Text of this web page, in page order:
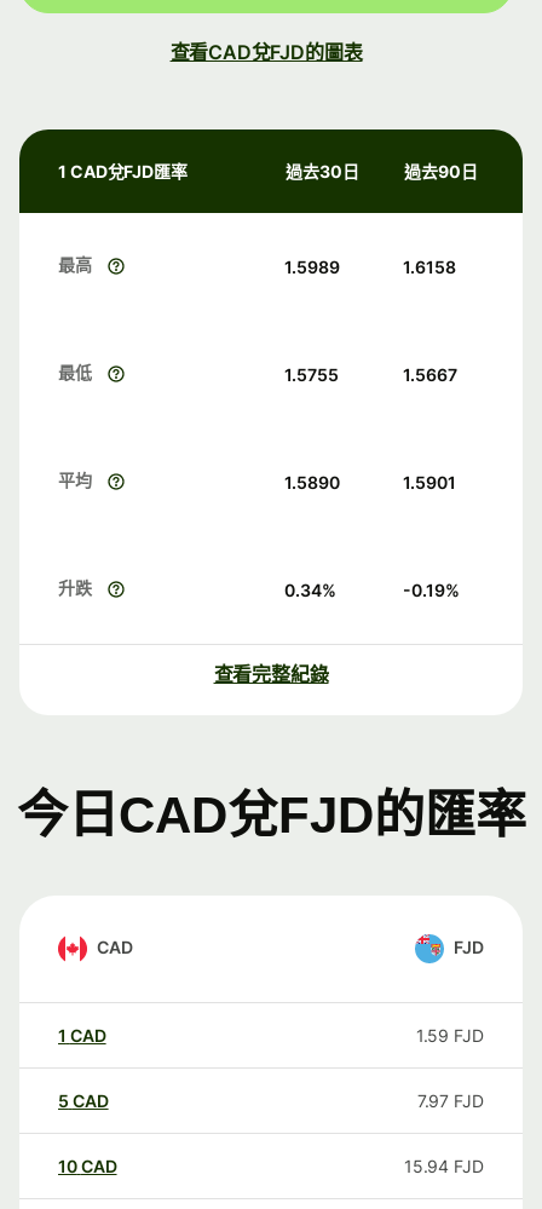
查看CAD兌FJD的圖表
1 CAD兌FJD匯率 過去30日 過去90日
最高 1.5989 1.6158
最低 1.5755 1.5667
平均 1.5890 1.5901
升跌 0.34% -0.19%
查看完整紀錄
今日CAD兌FJD的匯率
CAD FJD
1 CAD 1.59 FJD
5 CAD 7.97 FJD
10CAD 15.94 FJD